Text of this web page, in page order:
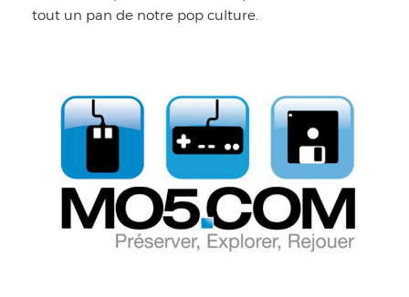
tout un pan de notre pop culture.